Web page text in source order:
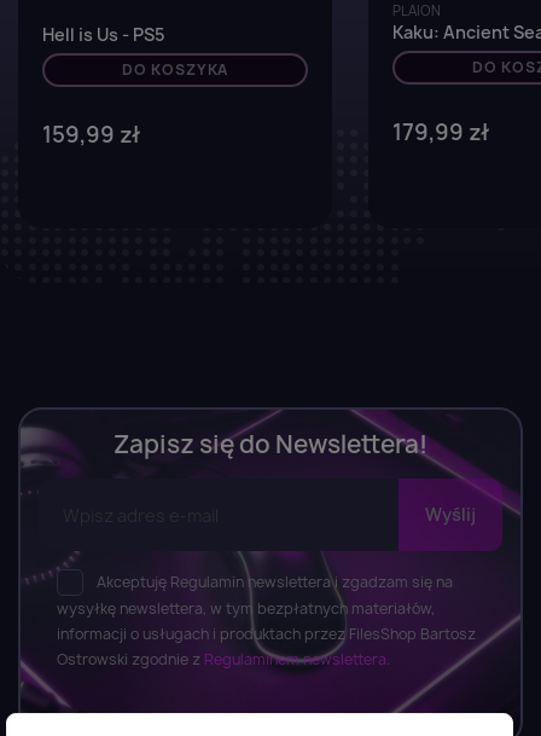
Hell is Us - PS5
DO KOSZYKA
159,99 zł
PLAION
Kaku: Ancient
DO
179,99 zł
Zapisz się do Newslettera!
Akceptuję Regulamin newslettera i zgadzam się na
wysyłkę newslettera, w tym bezpłatnych materiałów,
informacji o usługach i produktach przez FilesShop Bartosz
Ostrowski zgodnie z Regulaminem newslettera.